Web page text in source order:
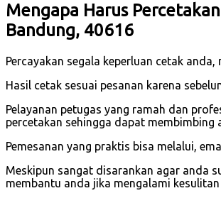
Mengapa Harus
Bandung, 40616
Percayakan segala keperluan cetak
Hasil cetak sesuai pesanan karena
Pelayanan petugas yang ramah dan
percetakan sehingga dapat
Pemesanan yang praktis bisa melalui,
Meskipun sangat disarankan agar anda
membantu anda jika mengalami